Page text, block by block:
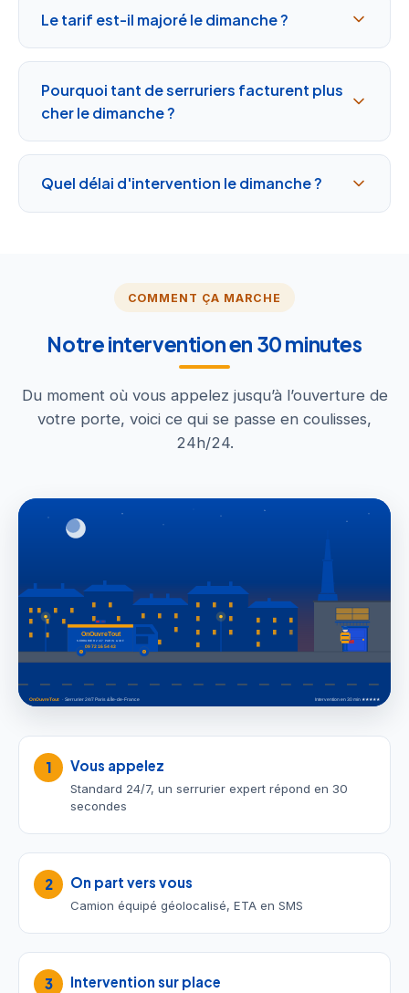
Le tarif est-il majoré le dimanche ?
Pourquoi tant de serruriers facturent plus
cher le dimanche ?
Quel délai d'intervention le dimanche ?
COMMENT ÇA MARCHE
Notre intervention en 30 minutes
Du moment où vous appelez jusqu’à l’ouverture de
votre porte, voici ce qui se passe en coulisses,
24h/24.
1 Vous appelez
Standard 24/7, un serrurier expert répond en 30
secondes
2 On part vers vous
Camion équipé géolocalisé, ETA en SMS
3 Intervention sur place